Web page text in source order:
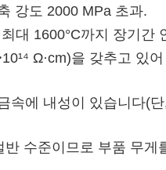
강도 2000 MPa 초과.
대 1600°C까지 장기간
Ω·cm)을 갖추고 있
속에 내성이 있습니다(
반 수준이므로 부품 무게